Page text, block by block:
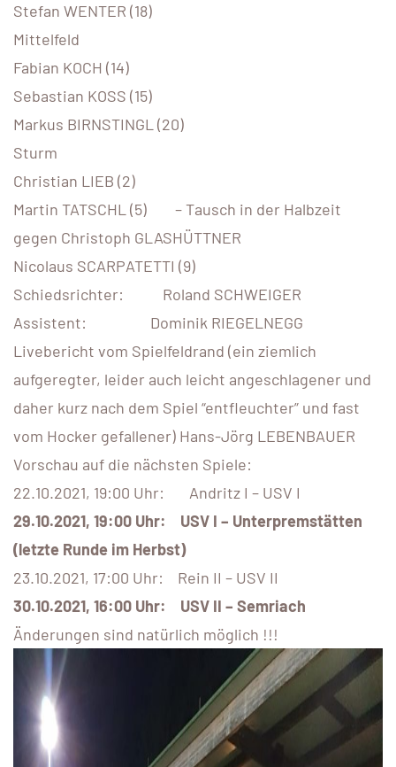
Stefan WENTER (18)
Mittelfeld
Fabian KOCH (14)
Sebastian KOSS (15)
Markus BIRNSTINGL (20)
Sturm
Christian LIEB (2)
Martin TATSCHL (5) – Tausch in der Halbzeit
gegen Christoph GLASHÜTTNER
Nicolaus SCARPATETTI (9)
Schiedsrichter: Roland SCHWEIGER
Assistent: Dominik RIEGELNEGG
Livebericht vom Spielfeldrand (ein ziemlich
aufgeregter, leider auch leicht angeschlagener und
daher kurz nach dem Spiel “entfleuchter” und fast
vom Hocker gefallener) Hans-Jörg LEBENBAUER
Vorschau auf die nächsten Spiele:
22.10.2021, 19:00 Uhr: Andritz I – USV I
29.10.2021, 19:00 Uhr: USV I – Unterpremstätten
(letzte Runde im Herbst)
23.10.2021, 17:00 Uhr: Rein II – USV II
30.10.2021, 16:00 Uhr: USV II – Semriach
Änderungen sind natürlich möglich !!!